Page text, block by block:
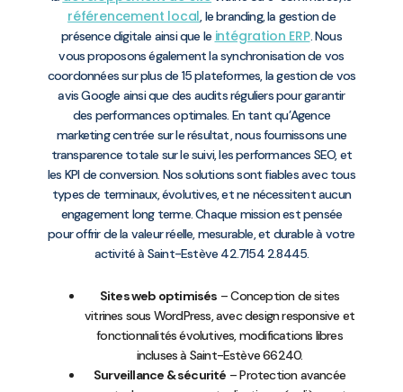
référencement local, le branding, la gestion de
présence digitale ainsi que le intégration ERP. Nous
vous proposons également la synchronisation de vos
coordonnées sur plus de 15 plateformes, la gestion de vos
avis Google ainsi que des audits réguliers pour garantir
des performances optimales. En tant qu’Agence
marketing centrée sur le résultat, nous fournissons une
transparence totale sur le suivi, les performances SEO, et
les KPI de conversion. Nos solutions sont fiables avec tous
types de terminaux, évolutives, et ne nécessitent aucun
engagement long terme. Chaque mission est pensée
pour offrir de la valeur réelle, mesurable, et durable à votre
activité à Saint-Estève 42.7154 2.8445.
Sites web optimisés – Conception de sites
vitrines sous WordPress, avec design responsive et
fonctionnalités évolutives, modifications libres
incluses à Saint-Estève 66240.
Surveillance & sécurité – Protection avancée